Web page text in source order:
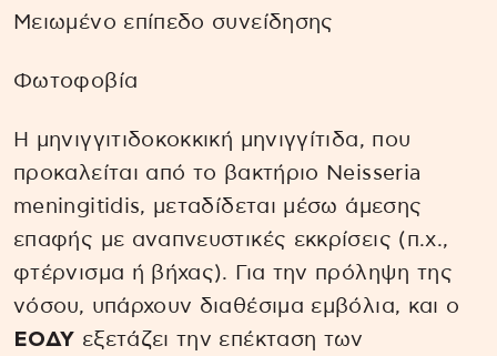
Μειωμένο επίπεδο συνείδησης
Φωτοφοβία
Η μηνιγγιτιδοκοκκική μηνιγγίτιδα, που
προκαλείται από το βακτήριο Neisseria
meningitidis, μεταδίδεται μέσω άμεσης
επαφής με αναπνευστικές εκκρίσεις (π.χ.,
φτέρνισμα ή βήχας). Για την πρόληψη της
νόσου, υπάρχουν διαθέσιμα εμβόλια, και ο
ΕΟΔΥ εξετάζει την επέκταση των